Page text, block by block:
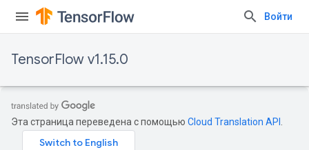
Войти
TensorFlow v1.15.0
Эта страница переведена с помощью Cloud Translation API